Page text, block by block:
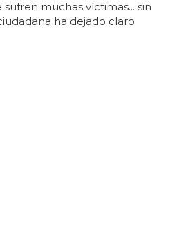
muchas víctimas... sin
ha dejado claro